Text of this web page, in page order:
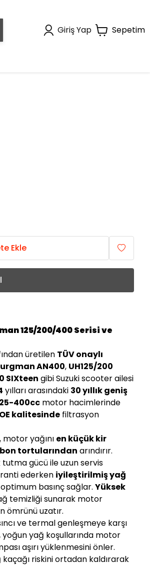
Giriş Yap Sepetim
Ekle
125/200/400 Serisi ve
üretilen TÜV onaylı
AN400, UH125/200
SIXteen gibi Suzuki scooter ailesi
yılları arasındaki 30 yıllık geniş
400cc motor hacimlerinde
OE kalitesinde filtrasyon
, motor yağını en küçük kir
tortularından arındırır.
tutma gücü ile uzun servis
ederken iyileştirilmiş yağ
basınç sağlar.Yüksek
temizliği sunarak motor
ömrünü uzatır.
ve termal genleşmeye karşı
yoğun yağ koşullarında motor
aşırı yüklenmesini önler.
riskini ortadan kaldırarak